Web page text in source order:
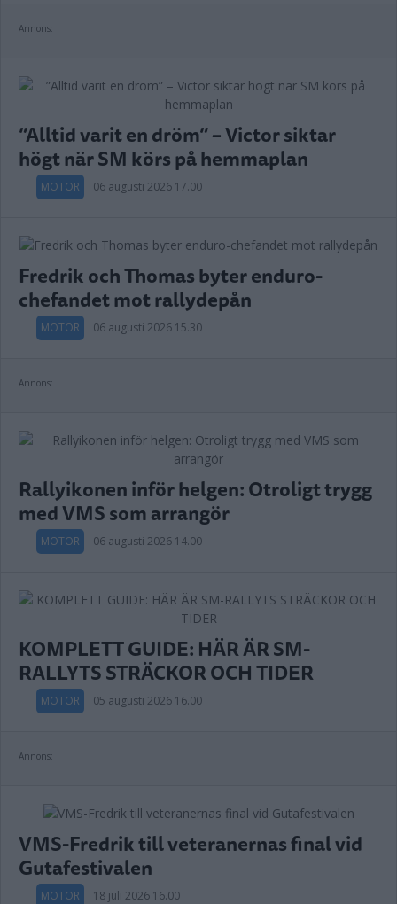
Annons:
”Alltid varit en dröm” – Victor siktar
högt när SM körs på hemmaplan
MOTOR 06 augusti 2026 17.00
Fredrik och Thomas byter enduro-
chefandet mot rallydepån
MOTOR 06 augusti 2026 15.30
Annons:
Rallyikonen inför helgen: Otroligt trygg
med VMS som arrangör
MOTOR 06 augusti 2026 14.00
KOMPLETT GUIDE: HÄR ÄR SM-
RALLYTS STRÄCKOR OCH TIDER
MOTOR 05 augusti 2026 16.00
Annons:
VMS-Fredrik till veteranernas final vid
Gutafestivalen
MOTOR 18 juli 2026 16.00